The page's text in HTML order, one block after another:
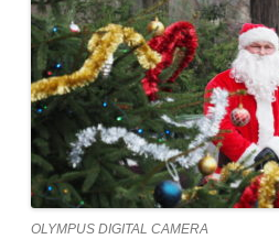
OLYMPUS DIGITAL CAMERA